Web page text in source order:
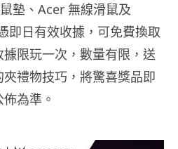
墊、Acer 無線滑鼠及
即日有效收據，可免費換取
限玩一次，數量有限，送
禮物技巧，將驚喜獎品即
為準。